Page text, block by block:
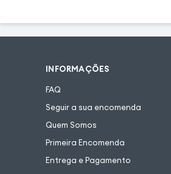
INFORMAÇÕES
FAQ
Seguir a sua encomenda
Quem Somos
Primeira Encomenda
Entrega e Pagamento